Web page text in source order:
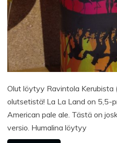
Olut löytyy Ravintola Kerubista
olutsetistä! La La Land on 5,5-
American pale ale. Tästä on
versio. Humalina löytyy